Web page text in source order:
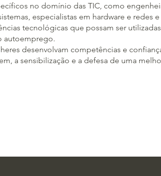
no domínio das TIC, como
especialistas em hardware e redes
tecnológicas que possam ser
autoemprego.
desenvolvam competências e
a sensibilização e a defesa de uma